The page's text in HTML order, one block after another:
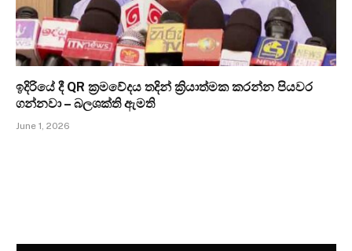
ඉදිරියේ දී QR ක්‍රමවේදය තදින් ක්‍රියාත්මක කරන්න පියවර
ගන්නවා – බලශක්ති ඇමති
June 1, 2026